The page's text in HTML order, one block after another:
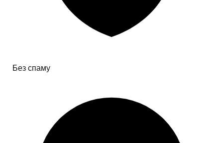
Без спаму